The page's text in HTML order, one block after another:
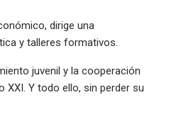
dirige una
y talleres formativos.
juvenil y la cooperación
Y todo ello, sin perder su